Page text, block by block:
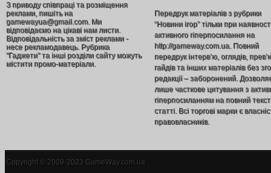
З приводу співпраці та розміщення
реклами, пишіть на
gamewayua@gmail.com. Ми
відповідаємо на цікаві нам листи.
Відповідальність за зміст реклами -
несе рекламодавець. Рубрика
"Гаджети" та інші розділи сайту можуть
містити промо-матеріали.
Передрук матеріалів з рубрики
“Новини ігор” тільки при
активного гіперпосилання на
http://gameway.com.ua. Повний
передрук інтерв’ю, оглядів,
гайдів та інших матеріалів без
редакції – заборонений.
лише часткове цитування з
гіперпосиланням на повний текст
статті. Всі торгові марки є
правовласників.
Copyright © 2009-2023 GameWay.com.ua